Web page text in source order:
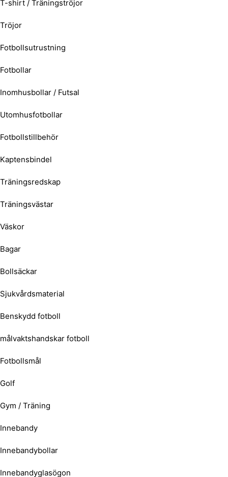
T-shirt / Träningströjor
Tröjor
Fotbollsutrustning
Fotbollar
Inomhusbollar / Futsal
Utomhusfotbollar
Fotbollstillbehör
Kaptensbindel
Träningsredskap
Träningsvästar
Väskor
Bagar
Bollsäckar
Sjukvårdsmaterial
Benskydd fotboll
målvaktshandskar fotboll
Fotbollsmål
Golf
Gym / Träning
Innebandy
Innebandybollar
Innebandyglasögon